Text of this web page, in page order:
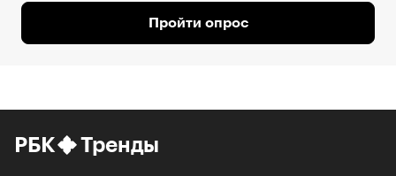
Пройти опрос
РБК Тренды